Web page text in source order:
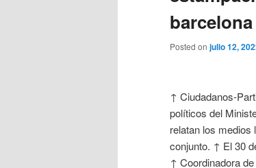
barcelona
Posted on julio 12,
↑ Ciudadanos-
políticos del
relatan los medios
conjunto. ↑ El 30
↑ Coordinadora